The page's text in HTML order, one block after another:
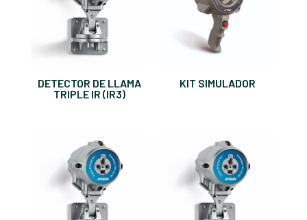
DETECTOR DE LLAMA
TRIPLE IR (IR3)
KIT SIMULADOR